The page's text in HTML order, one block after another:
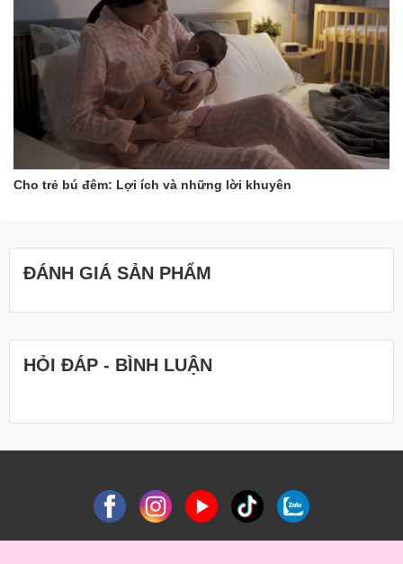
Cho trẻ bú đêm: Lợi ích và những lời khuyên
ĐÁNH GIÁ SẢN PHẨM
HỎI ĐÁP - BÌNH LUẬN